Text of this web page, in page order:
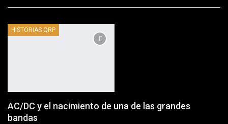
HISTORIAS QRP
AC/DC y el nacimiento de una de las grandes
bandas